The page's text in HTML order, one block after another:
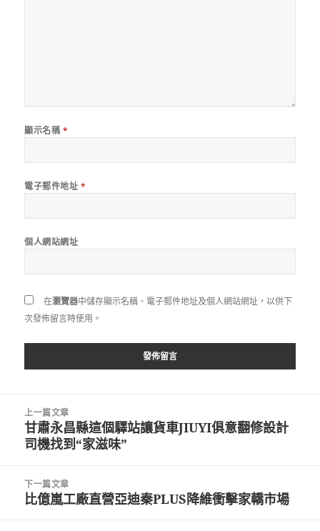
顯示名稱 *
電子郵件地址 *
個人網站網址
在瀏覽器中儲存顯示名稱、電子郵件地址及個人網站網址，以供下
次發佈留言時使用。
上一篇文章
上
一
文
章:
甘肅永昌縣這個驛站讓貨車JIUYI俱意翻修設計
司機找到“家滋味”
下一篇文章
下
比億嵐工廠直營亞迪秦PLUS降維衝擊家轎市場